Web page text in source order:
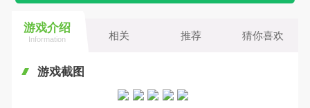
游戏介绍
Information 相关 推荐 猜你喜欢
游戏截图